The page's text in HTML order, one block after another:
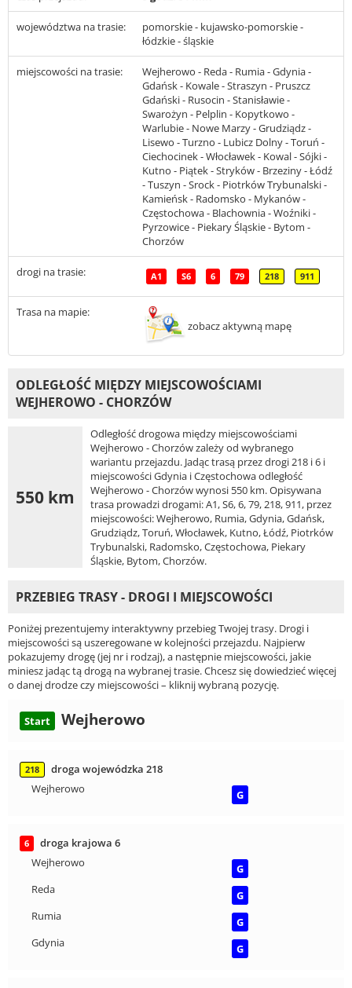
województwa na trasie:
pomorskie - kujawsko-pomorskie -
łódzkie - śląskie
miejscowości na trasie:
Wejherowo - Reda - Rumia - Gdynia -
Gdańsk - Kowale - Straszyn - Pruszcz
Gdański - Rusocin - Stanisławie -
Swarożyn - Pelplin - Kopytkowo -
Warlubie - Nowe Marzy - Grudziądz -
Lisewo - Turzno - Lubicz Dolny - Toruń -
Ciechocinek - Włocławek - Kowal - Sójki -
Kutno - Piątek - Stryków - Brzeziny - Łódź
- Tuszyn - Srock - Piotrków Trybunalski -
Kamieńsk - Radomsko - Mykanów -
Częstochowa - Blachownia - Woźniki -
Pyrzowice - Piekary Śląskie - Bytom -
Chorzów
drogi na trasie: A1 S6 6 79 218 911
Trasa na mapie:
zobacz aktywną mapę
ODLEGŁOŚĆ MIĘDZY MIEJSCOWOŚCIAMI
WEJHEROWO - CHORZÓW
550 km
Odległość drogowa między miejscowościami
Wejherowo - Chorzów zależy od wybranego
wariantu przejazdu. Jadąc trasą przez drogi 218 i 6 i
miejscowości Gdynia i Częstochowa odległość
Wejherowo - Chorzów wynosi 550 km. Opisywana
trasa prowadzi drogami: A1, S6, 6, 79, 218, 911, przez
miejscowości: Wejherowo, Rumia, Gdynia, Gdańsk,
Grudziądz, Toruń, Włocławek, Kutno, Łódź, Piotrków
Trybunalski, Radomsko, Częstochowa, Piekary
Śląskie, Bytom, Chorzów.
PRZEBIEG TRASY - DROGI I MIEJSCOWOŚCI
Poniżej prezentujemy interaktywny przebieg Twojej trasy. Drogi i
miejscowości są uszeregowane w kolejności przejazdu. Najpierw
pokazujemy drogę (jej nr i rodzaj), a następnie miejscowości, jakie
miniesz jadąc tą drogą na wybranej trasie. Chcesz się dowiedzieć więcej
o danej drodze czy miejscowości – kliknij wybraną pozycję.
Start Wejherowo
218
droga wojewódzka 218
Wejherowo
G
6
droga krajowa 6
Wejherowo
G
Reda
G
Rumia
G
Gdynia
G